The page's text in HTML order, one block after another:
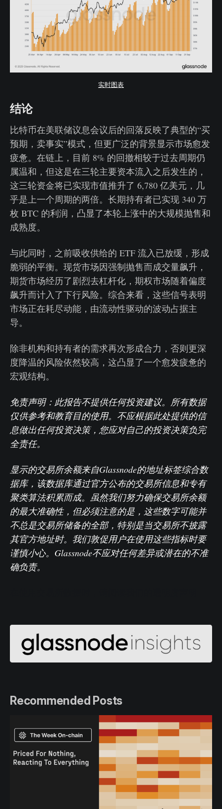
实时图表
结论
比特币在美联储议息会议后的回落反映了典型的“买
预期，卖事实”模式，但更广泛的背景显示市场愈发
疲惫。在链上，目前 8% 的回撤相较于过去周期仍
属温和，但这是在三轮主要资本流入之后发生的，
这三轮资金将已实现市值推升了 6,780 亿美元，几
乎是上一个周期的两倍。长期持有者已实现 340 万
枚 BTC 的利润，凸显了本轮上涨中的大规模抛售和
成熟度。
与此同时，之前吸收供给的 ETF 流入已放缓，形成
脆弱的平衡。现货市场因强制抛售而成交量飙升，
期货市场经历了剧烈去杠杆化，期权市场随着偏度
飙升而计入了下行风险。综合来看，这些信号表明
市场正在耗尽动能，由流动性驱动的波动占据主
导。
除非机构和持有者的需求再次形成合力，否则更深
度降温的风险依然较高，这凸显了一个愈发疲惫的
宏观结构。
免责声明：此报告不提供任何投资建议。所有数据
仅供参考和教育目的使用。不应根据此处提供的信
息做出任何投资决策，您应对自己的投资决策负完
全责任。
显示的交易所余额来自Glassnode的地址标签综合数
据库，该数据库通过官方公布的交易所信息和专有
聚类算法积累而成。虽然我们努力确保交易所余额
的最大准确性，但必须注意的是，这些数字可能并
不总是交易所储备的全部，特别是当交易所不披露
其官方地址时。我们敦促用户在使用这些指标时要
谨慎小心。Glassnode不应对任何差异或潜在的不准
确负责。
Recommended Posts